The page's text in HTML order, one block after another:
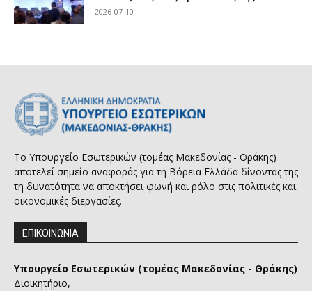
2026-07-10
Το Υπουργείο Εσωτερικών (τομέας Μακεδονίας - Θράκης)
αποτελεί σημείο αναφοράς για τη Βόρεια Ελλάδα δίνοντας της
τη δυνατότητα να αποκτήσει φωνή και ρόλο στις πολιτικές και
οικονομικές διεργασίες.
ΕΠΙΚΟΙΝΩΝΙΑ
Υπουργείο Εσωτερικών (τομέας Μακεδονίας - Θράκης)
Διοικητήριο,